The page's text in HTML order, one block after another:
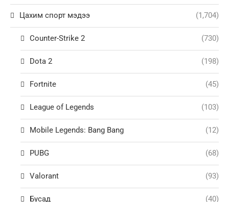
Цахим спорт мэдээ (1,704)
Counter-Strike 2 (730)
Dota 2 (198)
Fortnite (45)
League of Legends (103)
Mobile Legends: Bang Bang (12)
PUBG (68)
Valorant (93)
Бусад (40)